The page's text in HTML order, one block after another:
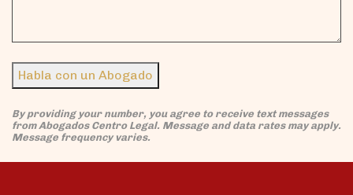
Habla con un Abogado
By providing your number, you agree to receive text messages
from Abogados Centro Legal. Message and data rates may apply.
Message frequency varies.